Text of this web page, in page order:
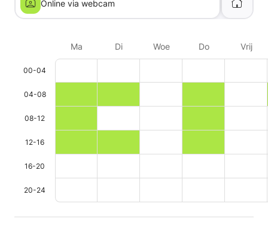
Online via webcam
Ma Di Woe Do Vrij
00-04
04-08
08-12
12-16
16-20
20-24